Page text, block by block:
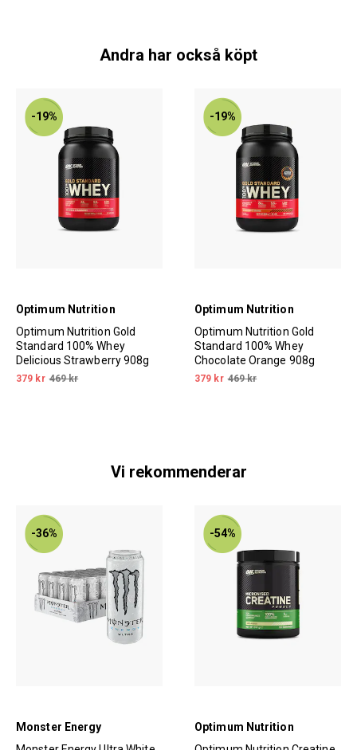
Andra har också köpt
-19%
Optimum Nutrition
Optimum Nutrition Gold
Standard 100% Whey
Delicious Strawberry 908g
379 kr 469 kr
-19%
Optimum Nutrition
Optimum Nutrition Gold
Standard 100% Whey
Chocolate Orange 908g
379 kr 469 kr
Vi rekommenderar
-36%
Monster Energy
-54%
Optimum Nutrition